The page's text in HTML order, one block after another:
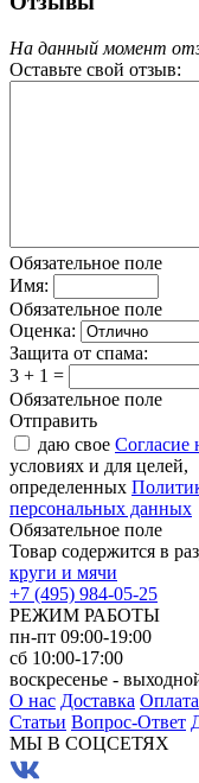
На данный момент
Оставьте свой отзыв:
Обязательное поле
Имя:
Обязательное поле
Оценка:
Защита от спама:
3 + 1 =
Обязательное поле
Отправить
даю свое Согласие
условиях и для целей,
определенных
персональных данных
Обязательное поле
Товар содержится в
круги и мячи
+7 (495) 984-05-25
РЕЖИМ РАБОТЫ
пн-пт 09:00-19:00
сб 10:00-17:00
воскресенье -
О нас Доставка Оплата
Статьи Вопрос-Ответ
МЫ В СОЦСЕТЯХ